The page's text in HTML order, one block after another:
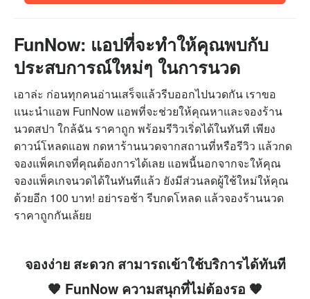
FunNow: แอปที่จะทำให้คุณพบกับ
ประสบการณ์ใหม่ๆ ในการนวด
เอาล่ะ ก่อนทุกคนอ่านเสร็จแล้วรีบออกไปนวดกัน เราขอ
แนะนำแอพ FunNow แอพที่จะช่วยให้คุณหาและจองร้าน
นวดสปา ใกล้ฉัน ราคาถูก พร้อมรีวิวเริ่ดได้ในทันที เพียง
ดาวน์โหลดแอพ กดหาร้านนวดจากสถานที่หรือรีวิว แล้วกด
จองแพ็คเกจที่คุณต้องการได้เลย แอพนี้นอกจากจะให้คุณ
จองแพ็คเกจนวดได้ในทันทีแล้ว ยังมีส่วนลดผู้ใช้ใหม่ให้คุณ
ด้วยอีก 100 บาท! อย่ารอช้า รีบกดโหลด แล้วจองร้านนวด
ราคาถูกกันเล้ยย
จองง่าย สะดวก สามารถเข้าใช้บริการได้ทันที
🧡 FunNow ความสนุกที่ไม่ต้องรอ 🧡